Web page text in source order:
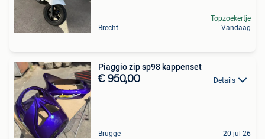
Brecht
Topzoekertje
Vandaag
Piaggio zip sp98 kappenset
€ 950,00 Details
Brugge 20 jul 26